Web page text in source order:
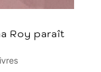
Roy paraît